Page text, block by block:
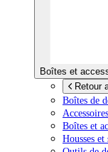
Boîtes et
Retour
Boîtes de
Boîtes et
Housses et